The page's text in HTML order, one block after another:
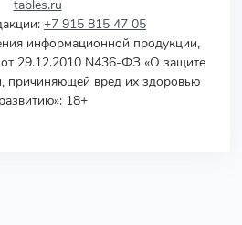
tables.ru
+7 915 815 47 05
информационной продукции,
29.12.2010 N436-ФЗ «О защите
причиняющей вред их здоровью
18+